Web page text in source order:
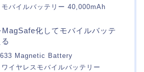
バイルバッテリー 40,000mAh
化してモバイルバッテ
Magnetic Battery
イヤレスモバイルバッテリー